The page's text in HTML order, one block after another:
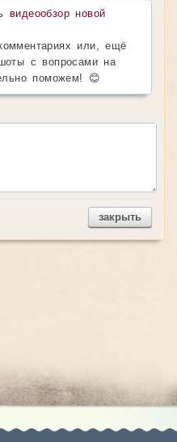
видеообзор новой
или, ещё
с вопросами на
поможем! 😊
закрыть